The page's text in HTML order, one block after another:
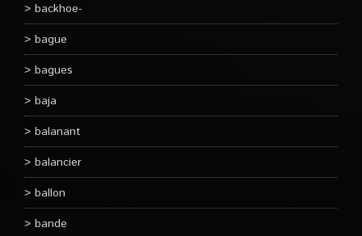
backhoe-
bague
bagues
baja
balanant
balancier
ballon
bande